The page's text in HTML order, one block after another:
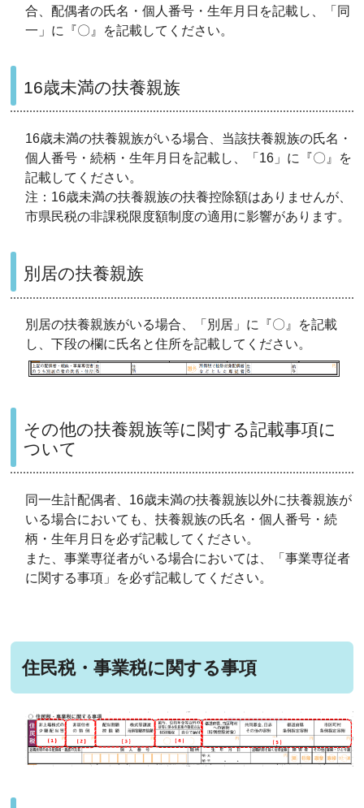
合、配偶者の氏名・個人番号・生年月日を記載し、「同
一」に『〇』を記載してください。
16歳未満の扶養親族
16歳未満の扶養親族がいる場合、当該扶養親族の氏名・
個人番号・続柄・生年月日を記載し、「16」に『〇』を
記載してください。
注：16歳未満の扶養親族の扶養控除額はありませんが、
市県民税の非課税限度額制度の適用に影響があります。
別居の扶養親族
別居の扶養親族がいる場合、「別居」に『〇』を記載
し、下段の欄に氏名と住所を記載してください。
その他の扶養親族等に関する記載事項に
ついて
同一生計配偶者、16歳未満の扶養親族以外に扶養親族が
いる場合においても、扶養親族の氏名・個人番号・続
柄・生年月日を必ず記載してください。
また、事業専従者がいる場合においては、「事業専従者
に関する事項」を必ず記載してください。
住民税・事業税に関する事項